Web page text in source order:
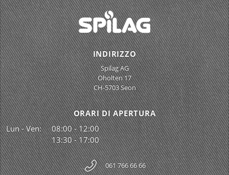
INDIRIZZO
Spilag AG
Oholten 17
CH-5703 Seon
ORARI DI APERTURA
Lun - Ven:
08:00 - 12:00
13:30 - 17:00
061 766 66 66